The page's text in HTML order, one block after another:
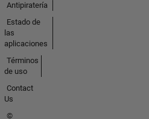
Antipiratería
Estado de
las
aplicaciones
Términos
de uso
Contact
Us
©